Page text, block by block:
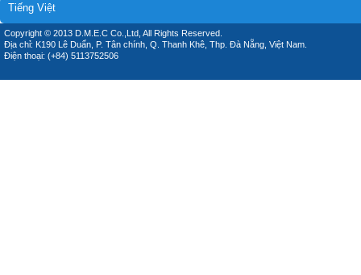
Tiếng Việt
Copyright © 2013 D.M.E.C Co.,Ltd, All Rights Reserved.
Địa chỉ: K190 Lê Duẩn, P. Tân chính, Q. Thanh Khê, Thp. Đà Nẵng, Việt Nam.
Điện thoại: (+84) 5113752506